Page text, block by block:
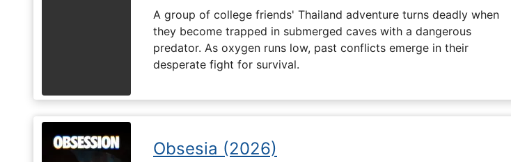
A group of college friends' Thailand adventure turns deadly when
they become trapped in submerged caves with a dangerous
predator. As oxygen runs low, past conflicts emerge in their
desperate fight for survival.
Obsesia (2026)